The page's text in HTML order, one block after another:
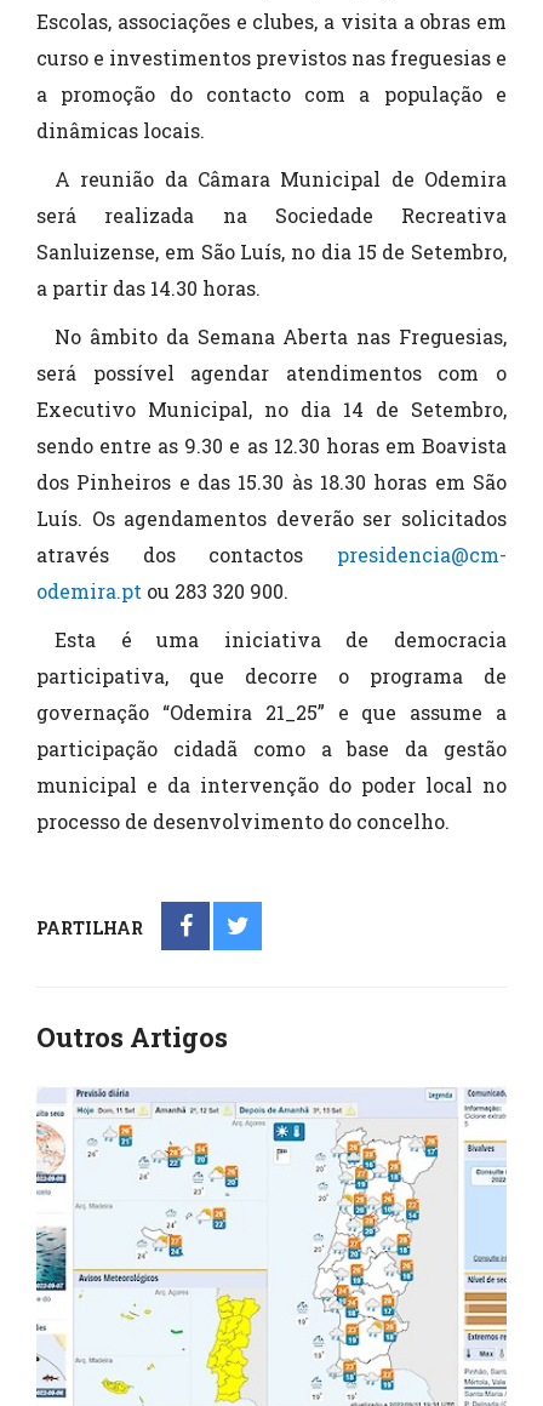
Escolas, associações e clubes, a visita a obras em
curso e investimentos previstos nas freguesias e
a promoção do contacto com a população e
dinâmicas locais.
A reunião da Câmara Municipal de Odemira
será realizada na Sociedade Recreativa
Sanluizense, em São Luís, no dia 15 de Setembro,
a partir das 14.30 horas.
No âmbito da Semana Aberta nas Freguesias,
será possível agendar atendimentos com o
Executivo Municipal, no dia 14 de Setembro,
sendo entre as 9.30 e as 12.30 horas em Boavista
dos Pinheiros e das 15.30 às 18.30 horas em São
Luís. Os agendamentos deverão ser solicitados
através dos contactos presidencia@cm-
odemira.pt ou 283 320 900.
Esta é uma iniciativa de democracia
participativa, que decorre o programa de
governação “Odemira 21_25” e que assume a
participação cidadã como a base da gestão
municipal e da intervenção do poder local no
processo de desenvolvimento do concelho.
PARTILHAR
Outros Artigos